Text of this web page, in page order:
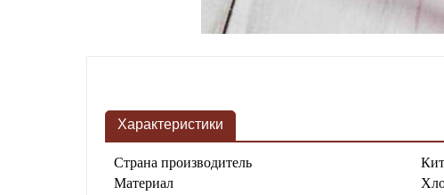
Характеристики
Страна производитель
Материал